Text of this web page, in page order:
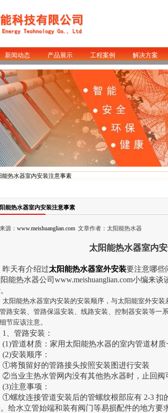
新闻动态 产品展示 工程案例 解决方案
热水器室内安装注意事素
能热水器室内安装注意事素
源： www.meishuanglian.com 文章作者：太阳能热水器
太阳能热水器室内
天有介绍过太阳能热水器室外安装要注意哪些
能热水器公司 www.meishuanglian.com小编来谈
阳能热水器室内安装的安装顺序，与太阳能室外安装
路安装、管路保温安装、线路安装、控制器安装等一
节应该注意。
1、管路安装：
管道材质：家用太阳能热水器的室内管道材质
安装顺序：
将预留好的管路接头按照安装图进行安装
业主热水管网内没有其他热水器时，止回阀
注意事项：
纹连接管道安装后的管螺纹根部应有 2-3 扣
给水立管始端和装有阀门等易损配件的地方要